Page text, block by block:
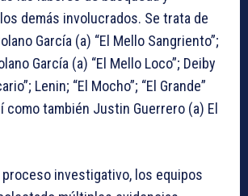
demás involucrados. Se trata de
García (a) “El Mello Sangriento”;
García (a) “El Mello Loco”; Deiby
Lenin; “El Mocho”; “El Grande”
como también Justin Guerrero (a) El
proceso investigativo, los equipos